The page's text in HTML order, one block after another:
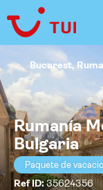
Rumanía
Bulgaria
Paquete de
Ref ID:35624356
Bucarest,